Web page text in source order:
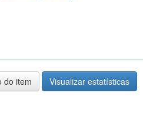
do item Visualizar estatísticas